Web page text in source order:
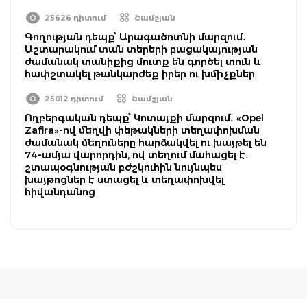
25626 դիտում Շամշյան
Գողության դեպք՝ Արագածոտնի մարզում․
Աշտարակում տան տերերի բացակայության
ժամանակ տանիքից մուտք են գործել տուն և
հափշտակել թանկարժեք իրեր ու խմիչքներ
25012 դիտում Շամշյան
Ողբերգական դեպք՝ Կոտայքի մարզում․ «Opel
Zafira»-ով մեղվի փեթակների տեղափոխման
ժամանակ մեղուները հարձակվել ու խայթել են
74-ամյա վարորդին, ով տեղում մահացել է․
շտապօգնության բժշկուհին նույնպես
խայթոցներ է ստացել և տեղափոխվել
հիվանդանոց